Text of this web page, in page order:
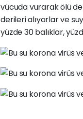
vücuda vurarak ölü
derileri alıyorlar ve
yüzde 30 balıklar,